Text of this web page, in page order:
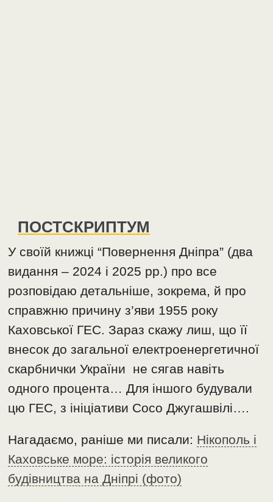
ПОСТСКРИПТУМ
У своїй книжці “Повернення Дніпра” (два
видання – 2024 і 2025 рр.) про все
розповідаю детальніше, зокрема, й про
справжню причину з’яви 1955 року
Каховської ГЕС. Зараз скажу лиш, що її
внесок до загальної електроенергетичної
скарбнички України не сягав навіть
одного процента… Для іншого будували
цю ГЕС, з ініціативи Сосо Джугашвілі….
Нагадаємо, раніше ми писали: Нікополь і
Каховське море: історія великого
будівництва на Дніпрі (фото)